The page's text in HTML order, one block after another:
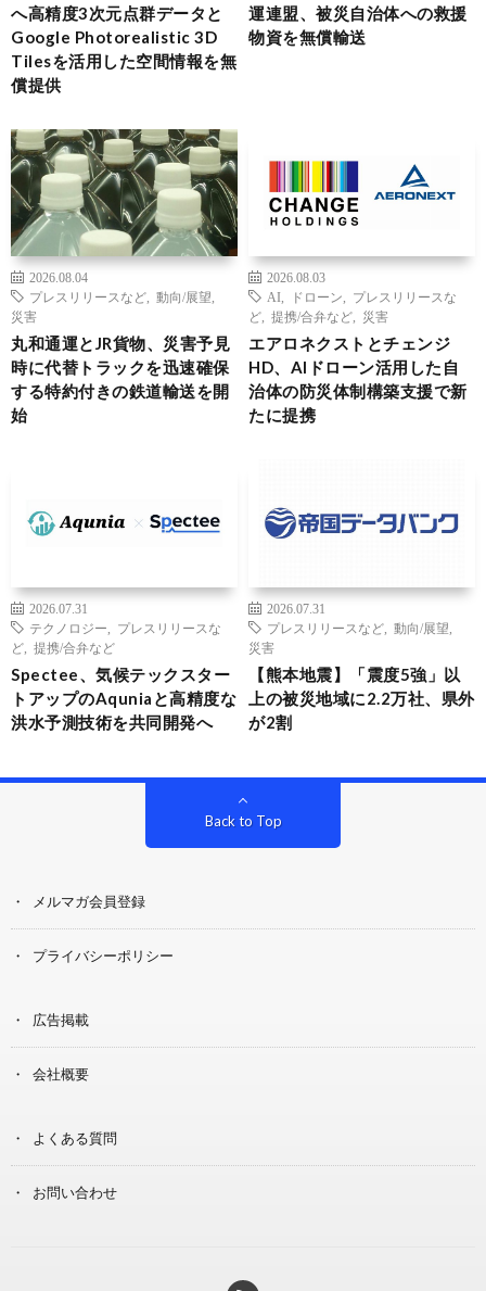
へ高精度3次元点群データと
Google Photorealistic 3D
Tilesを活用した空間情報を無
償提供
運連盟、被災自治体への救援
物資を無償輸送
2026.08.04
プレスリリースなど
動向/展望
災害
丸和通運とJR貨物、災害予見
時に代替トラックを迅速確保
する特約付きの鉄道輸送を開
始
2026.08.03
AI
ドローン
プレスリリースな
ど
提携/合弁など 災害
エアロネクストとチェンジ
HD、AIドローン活用した自
治体の防災体制構築支援で新
たに提携
2026.07.31
テクノロジー
プレスリリースな
ど
提携/合弁など
Spectee、気候テックスター
トアップのAquniaと高精度な
洪水予測技術を共同開発へ
2026.07.31
プレスリリースなど
動向/展望
災害
【熊本地震】「震度5強」以
上の被災地域に2.2万社、県外
が2割
Back to Top
メルマガ会員登録
プライバシーポリシー
広告掲載
会社概要
よくある質問
お問い合わせ